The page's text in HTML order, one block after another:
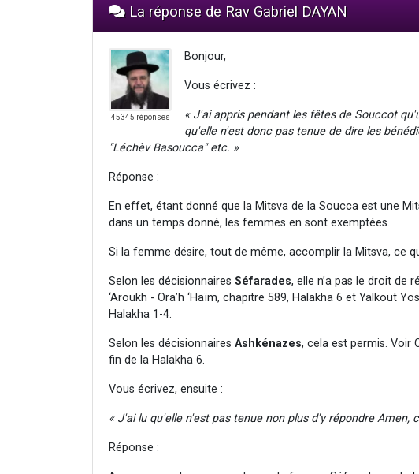
La réponse de Rav Gabriel DAYAN
45345 réponses
Bonjour,
Vous écrivez :
« J'ai appris pendant les fêtes de Souccot
qu'elle n'est donc pas tenue de dire les
"Léchèv Basoucca" etc. »
Réponse :
En effet, étant donné que la Mitsva de la Soucca est une
dans un temps donné, les femmes en sont exemptées.
Si la femme désire, tout de même, accomplir la Mitsva, ce
Selon les décisionnaires Séfarades, elle n’a pas le droit de
‘Aroukh - Ora’h ‘Haïm, chapitre 589, Halakha 6 et Yalkout
Halakha 1-4.
Selon les décisionnaires Ashkénazes, cela est permis. Voir
fin de la Halakha 6.
Vous écrivez, ensuite :
« J'ai lu qu'elle n'est pas tenue non plus d'y répondre Amen,
Réponse :